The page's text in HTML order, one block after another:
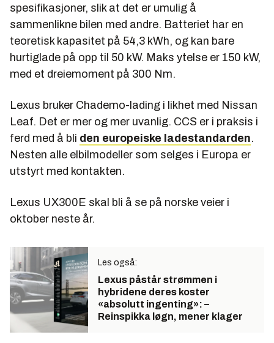
spesifikasjoner, slik at det er umulig å
sammenlikne bilen med andre. Batteriet har en
teoretisk kapasitet på 54,3 kWh, og kan bare
hurtiglade på opp til 50 kW. Maks ytelse er 150 kW,
med et dreiemoment på 300 Nm.
Lexus bruker Chademo-lading i likhet med Nissan
Leaf. Det er mer og mer uvanlig. CCS er i praksis i
ferd med å bli den europeiske ladestandarden.
Nesten alle elbilmodeller som selges i Europa er
utstyrt med kontakten.
Lexus UX300E skal bli å se på norske veier i
oktober neste år.
Les også:
Lexus påstår strømmen i
hybridene deres koster
«absolutt ingenting»: –
Reinspikka løgn, mener klager